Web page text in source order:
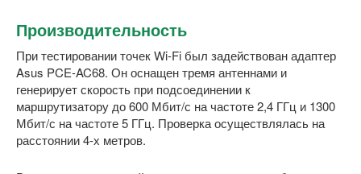
Производительность
При тестировании точек Wi-Fi был задействован адаптер
Asus PCE-AC68. Он оснащен тремя антеннами и
генерирует скорость при подсоединении к
маршрутизатору до 600 Мбит/с на частоте 2,4 ГГц и 1300
Мбит/с на частоте 5 ГГц. Проверка осуществлялась на
расстоянии 4-х метров.